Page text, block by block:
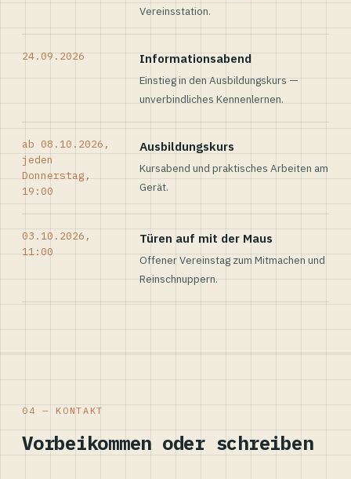
Vereinsstation.
24.09.2026 Informationsabend
Einstieg in den Ausbildungskurs —
unverbindliches Kennenlernen.
ab 08.10.2026,
jeden
Donnerstag,
19:00
Ausbildungskurs
Kursabend und praktisches Arbeiten am
Gerät.
03.10.2026,
11:00
Türen auf mit der Maus
Offener Vereinstag zum Mitmachen und
Reinschnuppern.
04 — KONTAKT
Vorbeikommen oder schreiben